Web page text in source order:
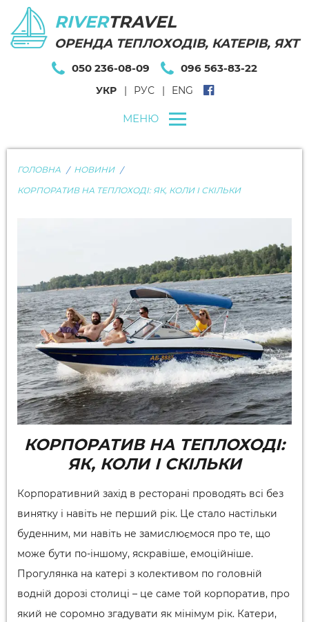
RIVERTRAVEL
ОРЕНДА ТЕПЛОХОДІВ, КАТЕРІВ, ЯХТ
050 236-08-09 096 563-83-22
УКР РУС ENG
МЕНЮ
ГОЛОВНА
НОВИНИ
КОРПОРАТИВ НА ТЕПЛОХОДІ: ЯК, КОЛИ І СКІЛЬКИ
КОРПОРАТИВ НА ТЕПЛОХОДІ:
ЯК, КОЛИ І СКІЛЬКИ
Корпоративний захід в ресторані проводять всі без
винятку і навіть не перший рік. Це стало настільки
буденним, ми навіть не замислюємося про те, що
може бути по-іншому, яскравіше, емоційніше.
Прогулянка на катері з колективом по головній
водній дорозі столиці – це саме той корпоратив, про
який не соромно згадувати як мінімум рік. Катери,